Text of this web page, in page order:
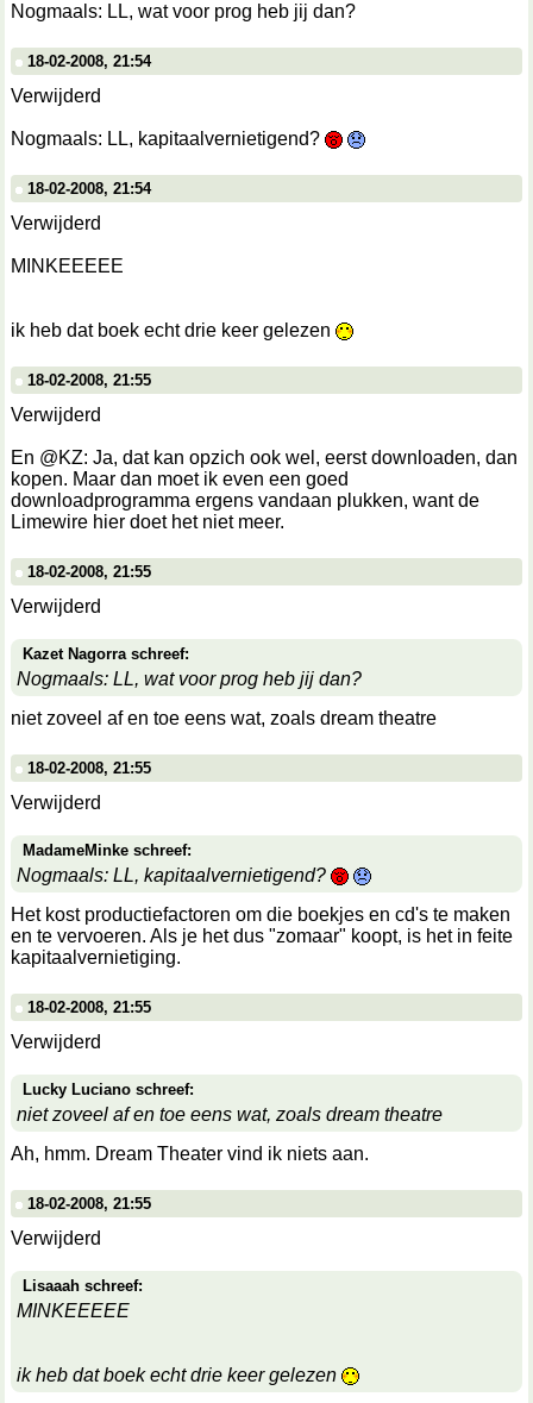
Nogmaals: LL, wat voor prog heb jij dan?
18-02-2008, 21:54
Verwijderd
Nogmaals: LL, kapitaalvernietigend?
18-02-2008, 21:54
Verwijderd
MINKEEEEE
ik heb dat boek echt drie keer gelezen
18-02-2008, 21:55
Verwijderd
En @KZ: Ja, dat kan opzich ook wel, eerst downloaden, dan
kopen. Maar dan moet ik even een goed
downloadprogramma ergens vandaan plukken, want de
Limewire hier doet het niet meer.
18-02-2008, 21:55
Verwijderd
Kazet Nagorra schreef:
Nogmaals: LL, wat voor prog heb jij dan?
niet zoveel af en toe eens wat, zoals dream theatre
18-02-2008, 21:55
Verwijderd
MadameMinke schreef:
Nogmaals: LL, kapitaalvernietigend?
Het kost productiefactoren om die boekjes en cd's te maken
en te vervoeren. Als je het dus "zomaar" koopt, is het in feite
kapitaalvernietiging.
18-02-2008, 21:55
Verwijderd
Lucky Luciano schreef:
niet zoveel af en toe eens wat, zoals dream theatre
Ah, hmm. Dream Theater vind ik niets aan.
18-02-2008, 21:55
Verwijderd
Lisaaah schreef:
MINKEEEEE
ik heb dat boek echt drie keer gelezen